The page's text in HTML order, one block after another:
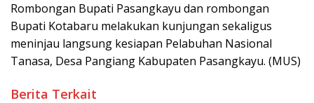
Rombongan Bupati Pasangkayu dan rombongan
Bupati Kotabaru melakukan kunjungan sekaligus
meninjau langsung kesiapan Pelabuhan Nasional
Tanasa, Desa Pangiang Kabupaten Pasangkayu. (MUS)
Berita Terkait